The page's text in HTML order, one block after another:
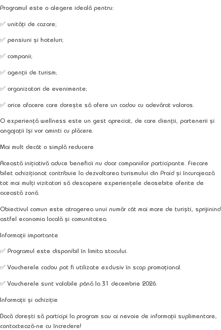
Programul este o alegere ideală pentru:
✅ unități de cazare;
✅ pensiuni și hoteluri;
✅ companii;
✅ agenții de turism;
✅ organizatori de evenimente;
✅ orice afacere care dorește să ofere un cadou cu adevărat valoros.
O experiență wellness este un gest apreciat, de care clienții, partenerii și
angajații își vor aminti cu plăcere.
Mai mult decât o simplă reducere
Această inițiativă aduce beneficii nu doar companiilor participante. Fiecare
bilet achiziționat contribuie la dezvoltarea turismului din Praid și încurajează
tot mai mulți vizitatori să descopere experiențele deosebite oferite de
această zonă.
Obiectivul comun este atragerea unui număr cât mai mare de turiști, sprijinind
astfel economia locală și comunitatea.
Informații importante
✅ Programul este disponibil în limita stocului.
✅ Voucherele cadou pot fi utilizate exclusiv în scop promoțional.
✅ Voucherele sunt valabile până la 31 decembrie 2026
Informații și achiziție
Dacă dorești să participi la program sau ai nevoie de informații suplimentare,
contactează-ne cu încredere!